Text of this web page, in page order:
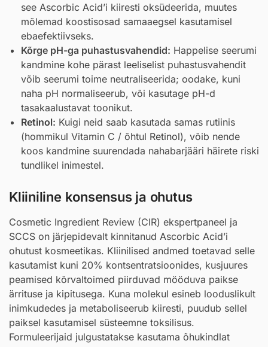
see Ascorbic Acid’i kiiresti oksüdeerida, muutes
mõlemad koostisosad samaaegsel kasutamisel
ebaefektiivseks.
Kõrge pH-ga puhastusvahendid: Happelise seerumi
kandmine kohe pärast leeliselist puhastusvahendit
võib seerumi toime neutraliseerida; oodake, kuni
naha pH normaliseerub, või kasutage pH-d
tasakaalustavat toonikut.
Retinol: Kuigi neid saab kasutada samas rutiinis
(hommikul Vitamin C / õhtul Retinol), võib nende
koos kandmine suurendada nahabarjääri häirete riski
tundlikel inimestel.
Kliiniline konsensus ja ohutus
Cosmetic Ingredient Review (CIR) ekspertpaneel ja
SCCS on järjepidevalt kinnitanud Ascorbic Acid’i
ohutust kosmeetikas. Kliinilised andmed toetavad selle
kasutamist kuni 20% kontsentratsioonides, kusjuures
peamised kõrvaltoimed piirduvad mööduva paikse
ärrituse ja kipitusega. Kuna molekul esineb looduslikult
inimkudedes ja metaboliseerub kiiresti, puudub sellel
paiksel kasutamisel süsteemne toksilisus.
Formuleerijaid julgustatakse kasutama õhukindlat